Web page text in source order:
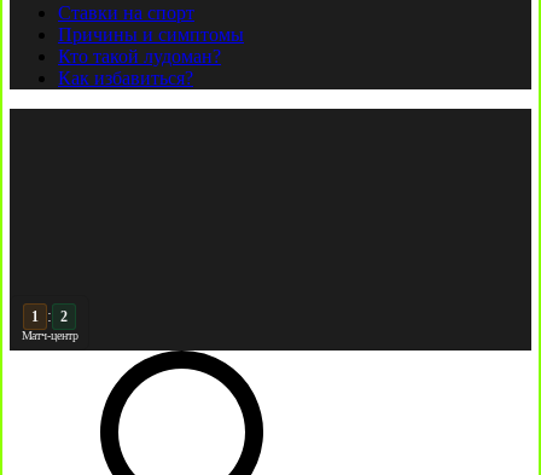
Ставки на спорт
Причины и симптомы
Кто такой лудоман?
Как избавиться?
2 : 2
Матч-центр